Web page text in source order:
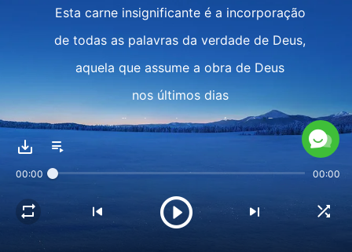
Esta carne insignificante é a incorporação
de todas as palavras da verdade de Deus,
aquela que assume a obra de Deus
nos últimos dias
e expressão de todo o caráter de Deus
Ele é a sua porta para o reino
e seu guia rumo à nova era.
Um homem comum como esse
00:00 00:00